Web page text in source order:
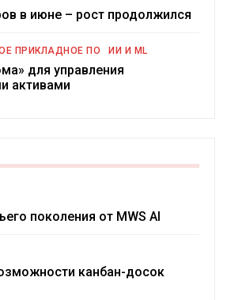
в июне – рост продолжился
ПРИКЛАДНОЕ ПО ИИ И ML
для управления
активами
поколения от MWS AI
канбан-досок